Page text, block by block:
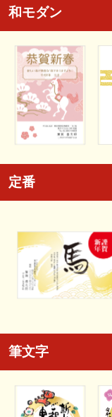
和モダン
定番
筆文字